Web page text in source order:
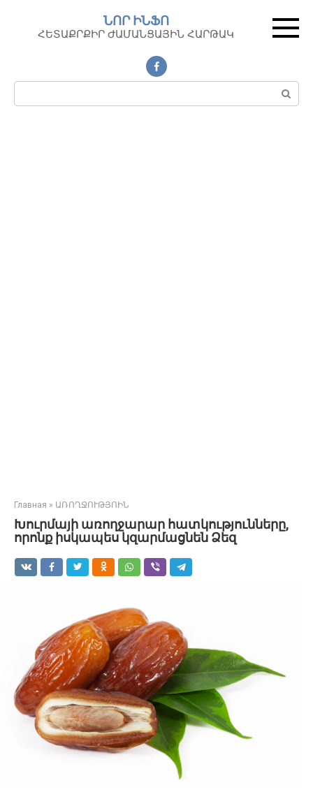
контенту
ՆՈՐ ԻՆՖՈ
ՀԵՏԱՔՐՔԻՐ ԺԱՄԱՆՑԱՅԻՆ ՀԱՐԹԱԿ
Поиск:
Главная » ԱՌՈՂՋՈՒԹՅՈԻՆ
Խուրմայի առողջարար հատկությունները,
որոնք իսկապես կզարմացնեն Ձեզ